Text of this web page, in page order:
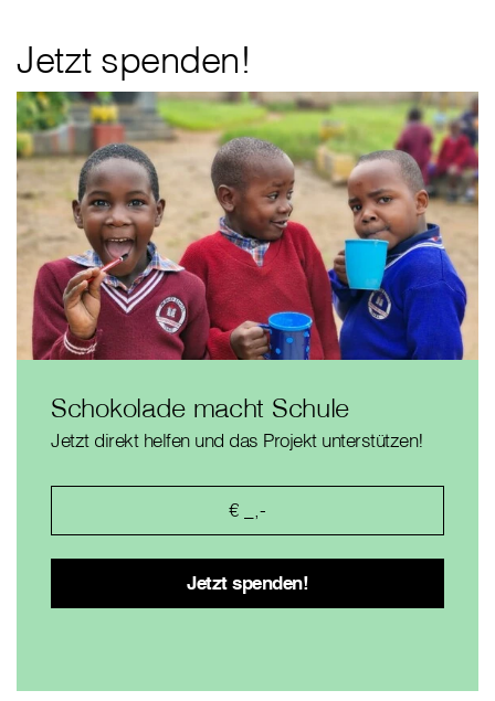
Jetzt spenden!
Schokolade macht Schule
Jetzt direkt helfen und das Projekt unterstützen!